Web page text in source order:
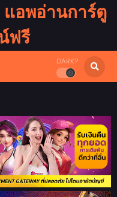
แอพอ่านการ์ตู
ฟรี
DARK?